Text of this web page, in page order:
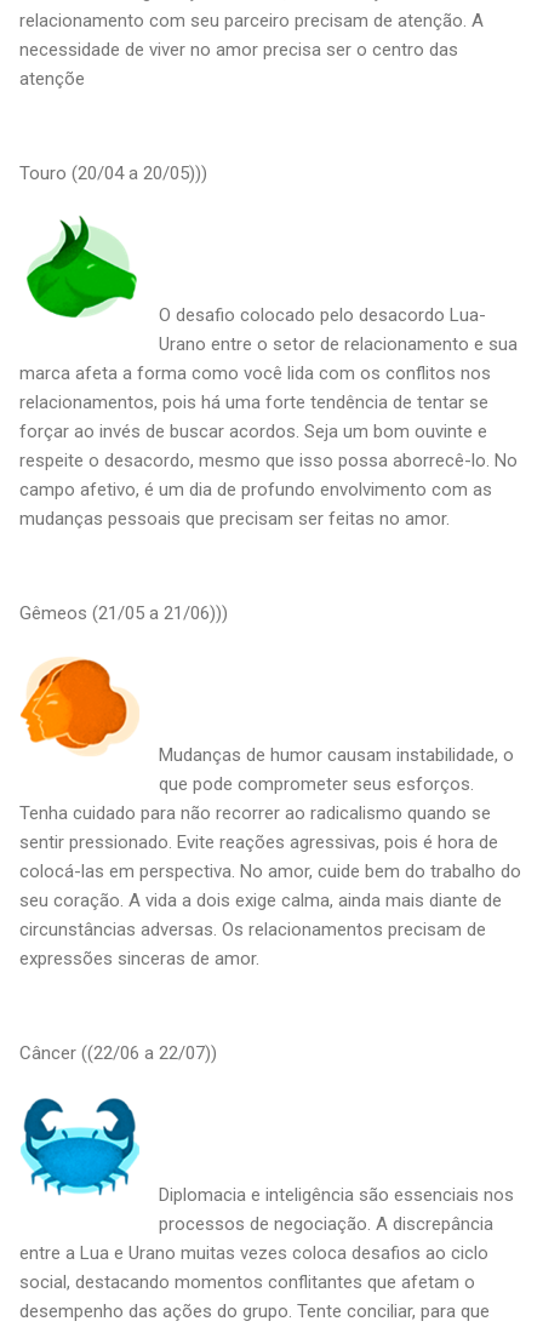
relacionamento com seu parceiro precisam de atenção. A
necessidade de viver no amor precisa ser o centro das
atençõe
Touro (20/04 a 20/05)))
O desafio colocado pelo desacordo Lua-
Urano entre o setor de relacionamento e sua
marca afeta a forma como você lida com os conflitos nos
relacionamentos, pois há uma forte tendência de tentar se
forçar ao invés de buscar acordos. Seja um bom ouvinte e
respeite o desacordo, mesmo que isso possa aborrecê-lo. No
campo afetivo, é um dia de profundo envolvimento com as
mudanças pessoais que precisam ser feitas no amor.
Gêmeos (21/05 a 21/06)))
Mudanças de humor causam instabilidade, o
que pode comprometer seus esforços.
Tenha cuidado para não recorrer ao radicalismo quando se
sentir pressionado. Evite reações agressivas, pois é hora de
colocá-las em perspectiva. No amor, cuide bem do trabalho do
seu coração. A vida a dois exige calma, ainda mais diante de
circunstâncias adversas. Os relacionamentos precisam de
expressões sinceras de amor.
Câncer ((22/06 a 22/07))
Diplomacia e inteligência são essenciais nos
processos de negociação. A discrepância
entre a Lua e Urano muitas vezes coloca desafios ao ciclo
social, destacando momentos conflitantes que afetam o
desempenho das ações do grupo. Tente conciliar, para que